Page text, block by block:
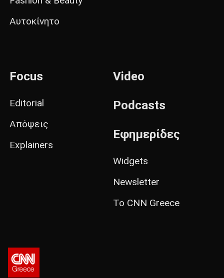
Αυτοκίνητο
Focus
Editorial
Απόψεις
Explainers
Video
Podcasts
Εφημερίδες
Widgets
Newsletter
Το CNN Greece